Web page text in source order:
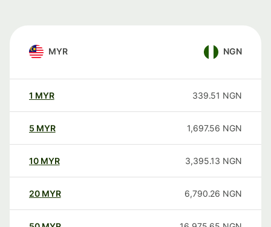
MYR NGN
1 MYR 339.51 NGN
5 MYR 1,697.56 NGN
10 MYR 3,395.13 NGN
20 MYR 6,790.26 NGN